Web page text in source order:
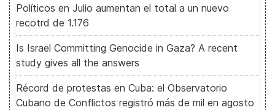
Políticos en Julio aumentan el total a un nuevo
recotrd de 1.176
Is Israel Committing Genocide in Gaza? A recent
study gives all the answers
Récord de protestas en Cuba: el Observatorio
Cubano de Conflictos registró más de mil en agosto